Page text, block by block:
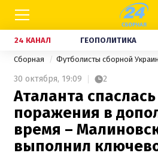
24 КАНАЛ ГЕОПОЛИТИКА
Сборная Футболисты сборной
30 октября, 19:09 2
Аталанта
поражения в
время –
выполнил